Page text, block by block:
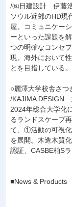
/㈱日建設計 伊藤
ソウル近郊のHD現
屋。コミュニケー
ーといった課題を
つの明確なコンセ
現。海外において
とを目指している。
○麗澤大学校舎さつ
/KAJIMA DESIGN
2024年総合大学化
るランドスケープ
て、①活動の可視
を展開。木造木質
認証、CASBE柏S
■News & Products